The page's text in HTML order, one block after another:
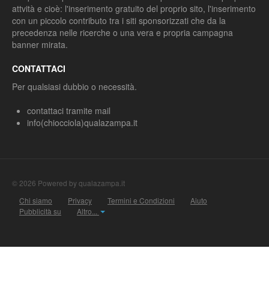
attvità e cioè: l'inserimento gratuito del proprio sito, l'inserimento
con un piccolo contributo tra i siti sponsorizzati che da la
precedenza nelle ricerche o una vera e propria campagna
banner mirata.
CONTATTACI
Per qualsiasi dubbio o necessità.
contattaci tramite mail
info(chiocciola)qualazampa.it
© 2026 Powered by qualazampa.it
Chi siamo
Privacy Termini e Condizioni
Aiuto
Pubblicità su
Altro...